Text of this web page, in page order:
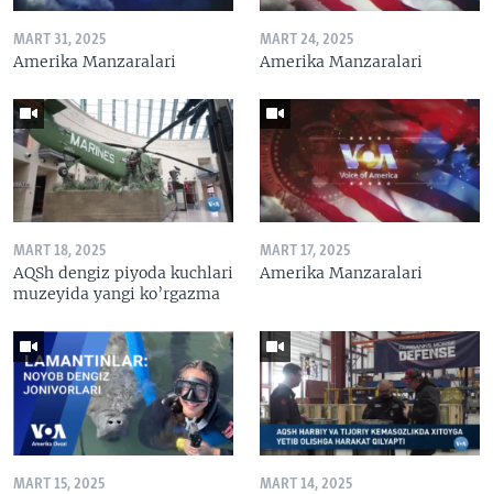
MART 31, 2025
Amerika Manzaralari
MART 24, 2025
Amerika Manzaralari
MART 18, 2025
AQSh dengiz piyoda kuchlari
muzeyida yangi ko’rgazma
MART 17, 2025
Amerika Manzaralari
MART 15, 2025 MART 14, 2025